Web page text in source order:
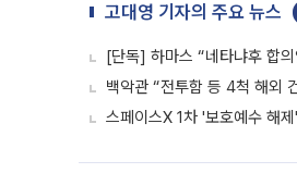
고대영 기자의 주요 뉴스
[단독] 하마스 “네타냐후 합
백악관 “전투함 등 4척 해외
스페이스X 1차 '보호예수 해